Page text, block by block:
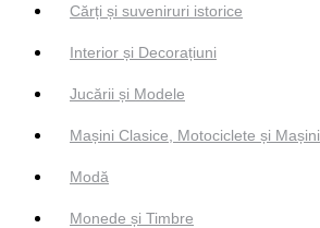
Cărți și suveniruri istorice
Interior și Decorațiuni
Jucării și Modele
Mașini Clasice, Motociclete și Mașini
Modă
Monede și Timbre